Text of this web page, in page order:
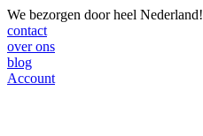
We bezorgen door heel Nederland!
contact
over ons
blog
Account